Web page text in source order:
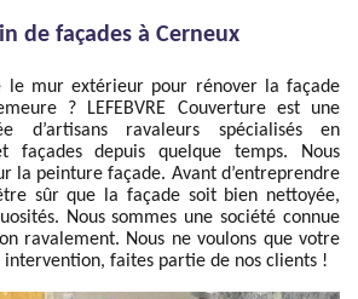
de façades à Cerneux
le mur extérieur pour rénover la façade
? LEFEBVRE Couverture est une
d’artisans ravaleurs spécialisés en
depuis quelque temps. Nous
la peinture façade. Avant d’entreprendre
sûr que la façade soit bien nettoyée,
Nous sommes une société connue
ravalement. Nous ne voulons que votre
intervention, faites partie de nos clients !